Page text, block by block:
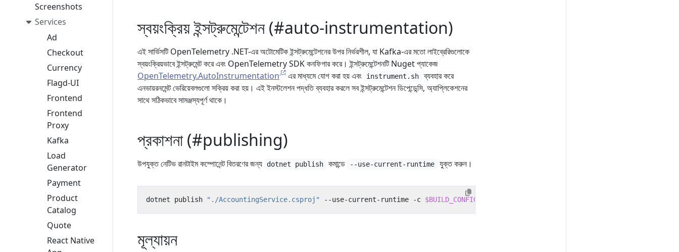
Screenshots
Services
Ad
Checkout
Currency
Flagd-UI
Frontend
Frontend
Proxy
Kafka
Load
Generator
Payment
Product
Catalog
Quote
React Native
স্বয়ংক্রিয় ইন্সট্রুমেন্টেশন (#auto-instrumentation)
এই সার্ভিসটি OpenTelemetry .NET-এর অটোমেটিক ইন্সট্রুমেন্টেশনের উপর নির্ভরশীল, যা Kafka-এর মতো লাইব্রেরিগুলোকে
স্বয়ংক্রিয়ভাবে ইন্সট্রুমেন্ট করে এবং OpenTelemetry SDK কনফিগার করে। ইন্সট্রুমেন্টেশনটি Nuget প্যাকেজ
OpenTelemetry.AutoInstrumentation
এর মাধ্যমে যোগ করা হয় এবং instrument.sh ব্যবহার করে
এনভায়রনমেন্ট ভেরিয়েবলগুলো সক্রিয় করা হয়। এই ইনস্টলেশন পদ্ধতি ব্যবহার করলে সব ইন্সট্রুমেন্টেশন ডিপেন্ডেন্সি, অ্যাপ্লিকেশনের
সাথে সঠিকভাবে সামঞ্জস্যপূর্ণ থাকে।
প্রকাশনা (#publishing)
উপযুক্ত নেটিভ রানটাইম কম্পোনেন্ট বিতরণের জন্য dotnet publish কমান্ডে --use-current-runtime যুক্ত করুন।
dotnet publish "./AccountingService.csproj" --use-current-runtime -c $BUILD_CONFIGURATION
মূল্যায়ন